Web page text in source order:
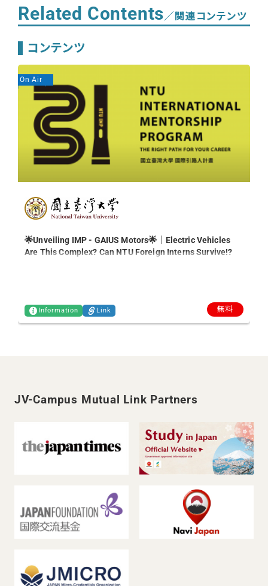
Related Contents／関連コンテンツ
コンテンツ
🌟Unveiling IMP - GAIUS Motors🌟｜Electric Vehicles
Are This Complex? Can NTU Foreign Interns Survive!?
Information Link 無料
On Air
JV-Campus Mutual Link Partners